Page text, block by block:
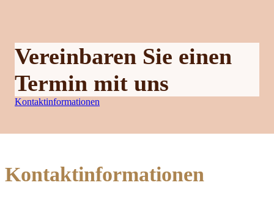
Vereinbaren Sie einen
Termin mit uns
Kontaktinformationen
Kontaktinformationen